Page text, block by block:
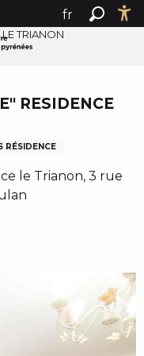
: PASSER EN MODE
ÉTÉ :
fr
TRIANON
RESIDENCE
RÉSIDENCE
le Trianon, 3 rue